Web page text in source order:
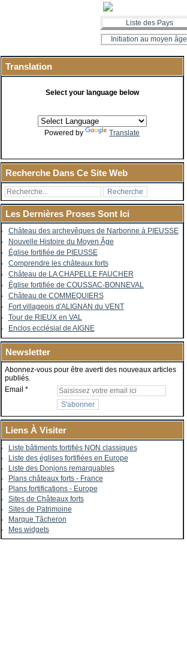
Liste des Pays
Initiation au moyen âge
Translation
Select your language below
Powered by Translate
Recherche Dans Ce Site Web
Les Dernières Proses Sont Ici
Château des archevêques de Narbonne à PIEUSSE
Nouvelle Histoire du Moyen Âge
Église fortifiée de PIEUSSE
Comprendre les châteaux forts
Château de LA CHAPELLE FAUCHER
Église fortifiée de COUSSAC-BONNEVAL
Château de COMMEQUIERS
Fort villageois d'ALIGNAN du VENT
Tour de RIEUX en VAL
Enclos ecclésial de AIGNE
Newsletter
Abonnez-vous pour être averti des nouveaux articles
publiés.
Email
Liens À Visiter
Liste bâtiments fortifiés NON classiques
Liste des églises fortifiées en Europe
Liste des Donjons remarquables
Plans châteaux forts - France
Plans fortifications - Europe
Sites de Châteaux forts
Sites de Patrimoine
Marque Tâcheron
Mes widgets